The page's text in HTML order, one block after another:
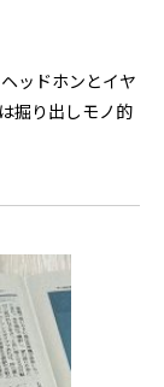
ッドホンとイヤ
掘り出しモノ的